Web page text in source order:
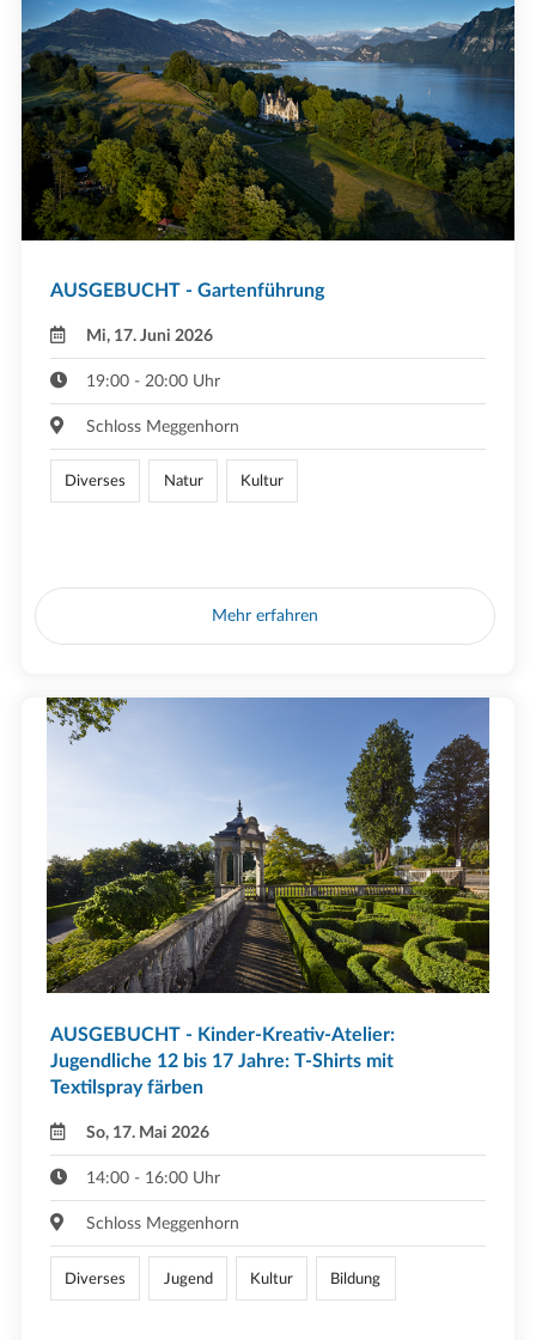
AUSGEBUCHT - Gartenführung
Mi, 17. Juni 2026
19:00 - 20:00 Uhr
Schloss Meggenhorn
Diverses Natur Kultur
Mehr erfahren
AUSGEBUCHT - Kinder-Kreativ-Atelier:
Jugendliche 12 bis 17 Jahre: T-Shirts mit
Textilspray färben
So, 17. Mai 2026
14:00 - 16:00 Uhr
Schloss Meggenhorn
Diverses Jugend Kultur Bildung